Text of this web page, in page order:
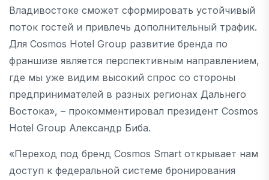
Владивостоке сможет сформировать устойчивый
поток гостей и привлечь дополнительный трафик.
Для Cosmos Hotel Group развитие бренда по
франшизе является перспективным направлением,
где мы уже видим высокий спрос со стороны
предпринимателей в разных регионах Дальнего
Востока», – прокомментировал президент Cosmos
Hotel Group Александр Биба.
«Переход под бренд Cosmos Smart открывает нам
доступ к федеральной системе бронирования